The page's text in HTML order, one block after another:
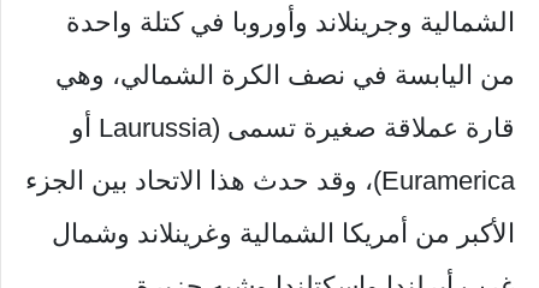
الشمالية وجرينلاند وأوروبا في كتلة واحدة
من اليابسة في نصف الكرة الشمالي، وهي
قارة عملاقة صغيرة تسمى (Laurussia أو
Euramerica)، وقد حدث هذا الاتحاد بين الجزء
الأكبر من أمريكا الشمالية وغرينلاند وشمال